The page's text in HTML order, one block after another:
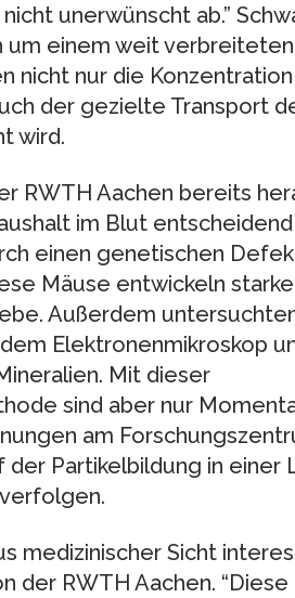
unerwünscht ab.”
um einem weit
nicht nur die
der gezielte Transport
wird.
RWTH Aachen bereits
im Blut
einen genetischen
Mäuse entwickeln starke
Außerdem
Elektronenmikroskop
Mit dieser
sind aber nur
am
Partikelbildung in einer
medizinischer Sicht
der RWTH Aachen.